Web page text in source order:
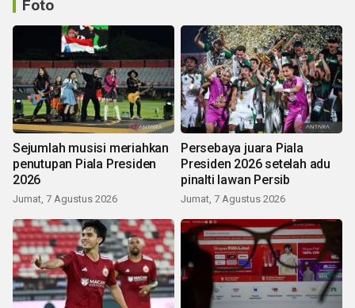
Foto
Sejumlah musisi meriahkan
penutupan Piala Presiden
2026
Jumat, 7 Agustus 2026
Persebaya juara Piala
Presiden 2026 setelah adu
pinalti lawan Persib
Jumat, 7 Agustus 2026